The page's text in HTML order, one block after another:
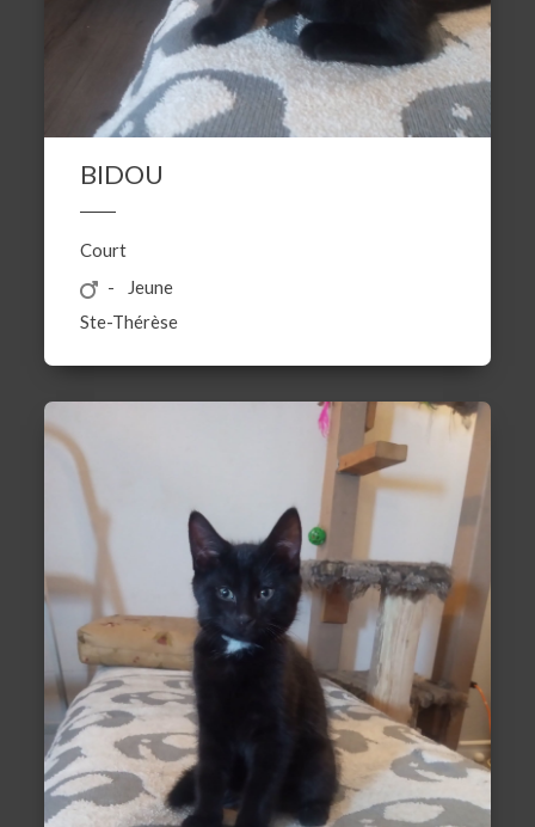
BIDOU
Court
Jeune
Ste-Thérèse